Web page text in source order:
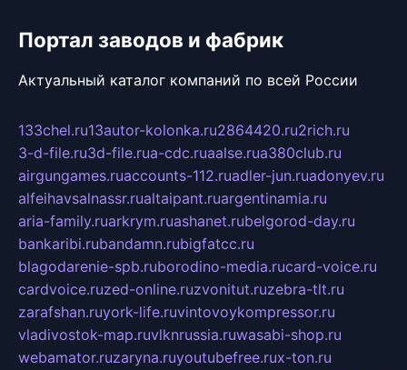
Портал заводов и фабрик
Актуальный каталог компаний по всей России
133chel.ru13autor-kolonka.ru2864420.ru2rich.ru
3-d-file.ru3d-file.rua-cdc.ruaalse.rua380club.ru
airgungames.ruaccounts-112.ruadler-jun.ruadonyev.ru
alfeihavsalnassr.rualtaipant.ruargentinamia.ru
aria-family.ruarkrym.ruashanet.rubelgorod-day.ru
bankaribi.rubandamn.rubigfatcc.ru
blagodarenie-spb.ruborodino-media.rucard-voice.ru
cardvoice.ruzed-online.ruzvonitut.ruzebra-tlt.ru
zarafshan.ruyork-life.ruvintovoykompressor.ru
vladivostok-map.ruvlknrussia.ruwasabi-shop.ru
webamator.ruzaryna.ruyoutubefree.rux-ton.ru